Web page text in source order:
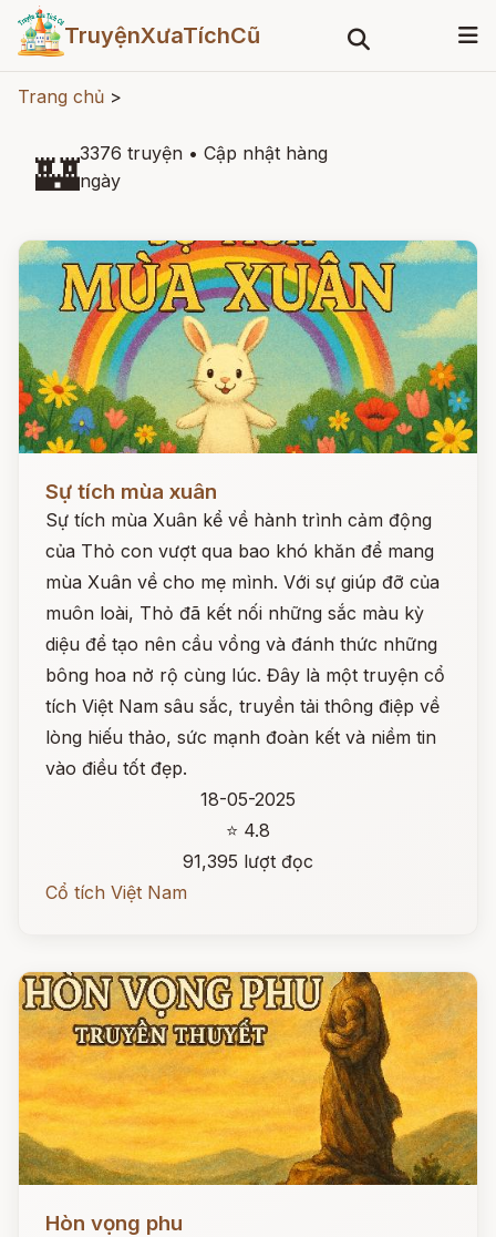
TruyệnXưaTíchCũ
Trang chủ >
🏰3376 truyện • Cập nhật hàng
ngày
Sự tích mùa xuân
Sự tích mùa Xuân kể về hành trình cảm động
của Thỏ con vượt qua bao khó khăn để mang
mùa Xuân về cho mẹ mình. Với sự giúp đỡ của
muôn loài, Thỏ đã kết nối những sắc màu kỳ
diệu để tạo nên cầu vồng và đánh thức những
bông hoa nở rộ cùng lúc. Đây là một truyện cổ
tích Việt Nam sâu sắc, truyền tải thông điệp về
lòng hiếu thảo, sức mạnh đoàn kết và niềm tin
vào điều tốt đẹp.
18-05-2025
⭐ 4.8
91,395 lượt đọc
Cổ tích Việt Nam
Hòn vọng phu